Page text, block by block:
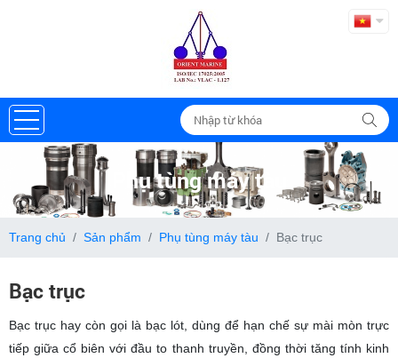
Phụ tùng máy tàu
Trang chủ Sản phẩm Phụ tùng máy tàu Bạc trục
Bạc trục
Bạc trục hay còn gọi là bạc lót, dùng để hạn chế sự mài mòn trực
tiếp giữa cổ biên với đầu to thanh truyền, đồng thời tăng tính kinh